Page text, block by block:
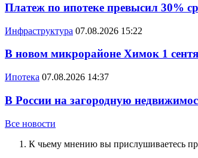
Платеж по ипотеке превысил 30%
Инфраструктура 07.08.2026 15:22
В новом микрорайоне Химок 1
Ипотека 07.08.2026 14:37
В России на загородную
Все новости
К чьему мнению вы прислушиваетесь